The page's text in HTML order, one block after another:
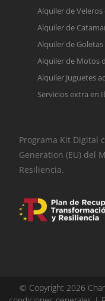
Alquiler de
Alquiler de
Alquiler de Goletas
Alquiler de Motos
Alquiler Juguetes
Servicios extra en
Programa Kit Digital
Generation (EU) del
Resiliencia.
© Copyright 2026